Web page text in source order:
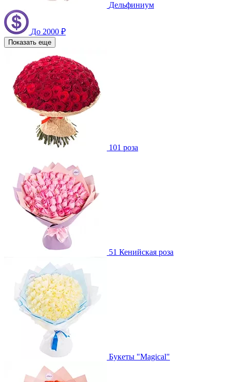
Дельфиниум
До 2000 ₽
Показать еще
101 роза
51 Кенийская роза
Букеты "Magical"